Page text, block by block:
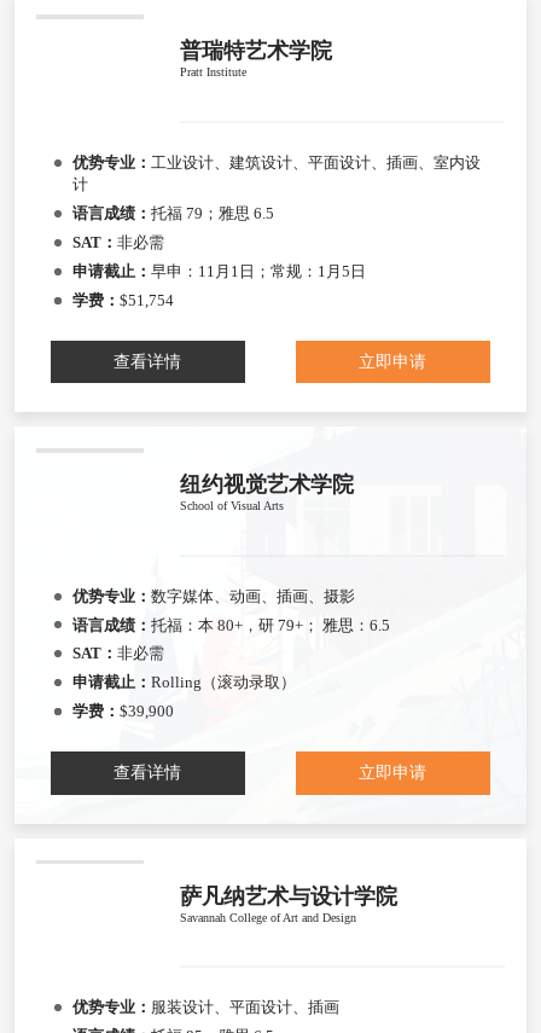
普瑞特艺术学院
Pratt Institute
优势专业： 工业设计、建筑设计、平面设计、插画、室内设
计
语言成绩： 托福 79；雅思 6.5
SAT： 非必需
申请截止： 早申：11月1日；常规：1月5日
学费： $51,754
查看详情 立即申请
纽约视觉艺术学院
School of Visual Arts
优势专业： 数字媒体、动画、插画、摄影
语言成绩： 托福：本 80+，研 79+； 雅思：6.5
SAT： 非必需
申请截止： Rolling（滚动录取）
学费： $39,900
查看详情 立即申请
萨凡纳艺术与设计学院
Savannah College of Art and Design
优势专业： 服装设计、平面设计、插画